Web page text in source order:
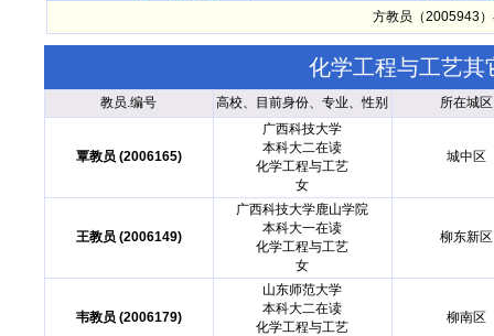
方教员（2005943
化学工程与工艺其
教员.编号 高校、目前身份、专业、性别 所在城区
覃教员 (2006165)
广西科技大学
本科大二在读
化学工程与工艺
女
城中区
王教员 (2006149)
广西科技大学鹿山学院
本科大一在读
化学工程与工艺
女
柳东新区
韦教员 (2006179)
山东师范大学
本科大二在读
化学工程与工艺
柳南区